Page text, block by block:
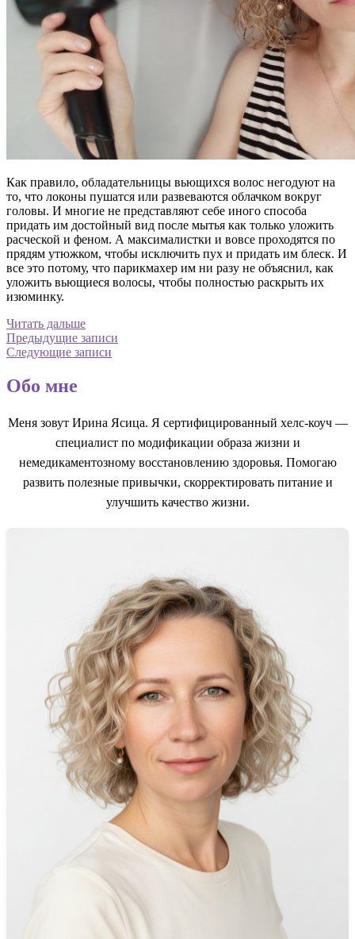
Как правило, обладательницы вьющихся волос негодуют на
то, что локоны пушатся или развеваются облачком вокруг
головы. И многие не представляют себе иного способа
придать им достойный вид после мытья как только уложить
расческой и феном. А максималистки и вовсе проходятся по
прядям утюжком, чтобы исключить пух и придать им блеск. И
все это потому, что парикмахер им ни разу не объяснил, как
уложить вьющиеся волосы, чтобы полностью раскрыть их
изюминку.
Читать дальше
Навигация
по
записям
Предыдущие записи
Следующие записи
Обо мне
Меня зовут Ирина Ясица. Я сертифицированный хелс-коуч —
специалист по модификации образа жизни и
немедикаментозному восстановлению здоровья. Помогаю
развить полезные привычки, скорректировать питание и
улучшить качество жизни.